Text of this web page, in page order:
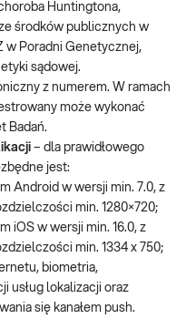
Huntingtona,
środków publicznych w
w Poradni Genetycznej,
sądowej.
z numerem. W ramach
może wykonać
Badań.
– dla prawidłowego
jest:
Android w wersji min. 7.0, z
min. 1280×720;
iOS w wersji min. 16.0, z
min. 1334 x 750;
biometria,
usług lokalizacji oraz
się kanałem push.